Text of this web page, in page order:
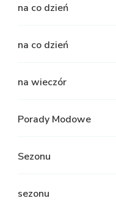
na co dzień
na co dzień
na wieczór
Porady Modowe
Sezonu
sezonu